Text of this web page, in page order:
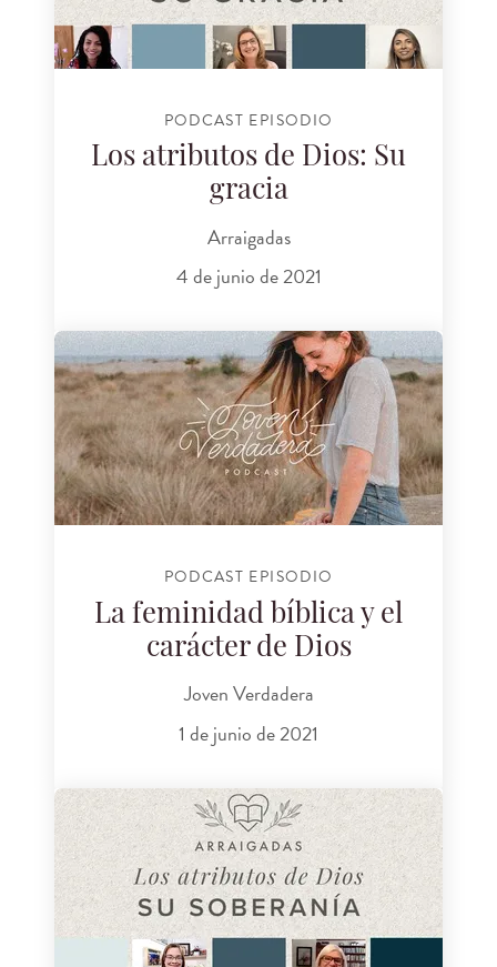
PODCAST EPISODIO
Los atributos de Dios: Su
gracia
Arraigadas
4 de junio de 2021
PODCAST EPISODIO
La feminidad bíblica y el
carácter de Dios
Joven Verdadera
1 de junio de 2021